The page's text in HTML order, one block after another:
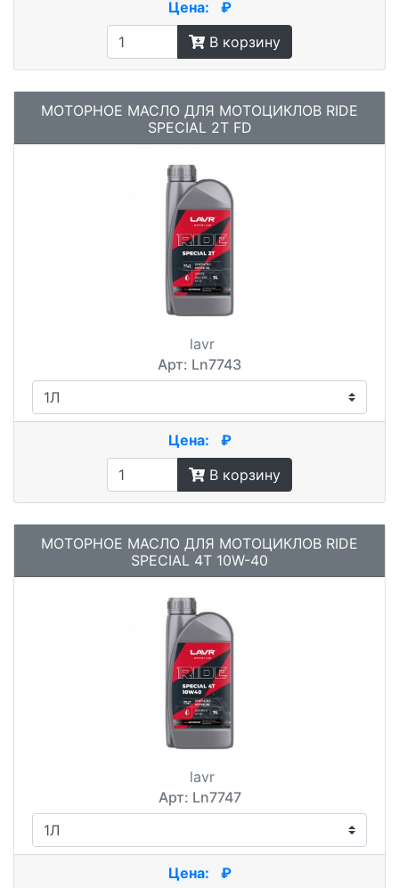
Цена:
₽
В корзину
МОТОРНОЕ МАСЛО ДЛЯ МОТОЦИКЛОВ RIDE
SPECIAL 2Т FD
lavr
Арт: Ln7743
Цена:
₽
В корзину
МОТОРНОЕ МАСЛО ДЛЯ МОТОЦИКЛОВ RIDE
SPECIAL 4Т 10W-40
lavr
Арт: Ln7747
Цена:
₽